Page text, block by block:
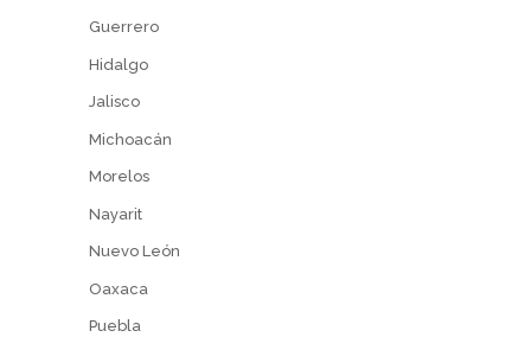
Guerrero
Hidalgo
Jalisco
Michoacán
Morelos
Nayarit
Nuevo León
Oaxaca
Puebla